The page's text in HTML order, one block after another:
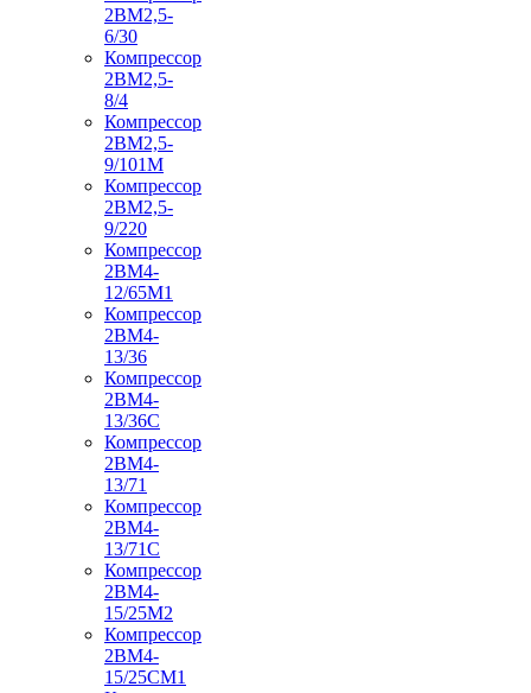
2ВМ2,5-
6/30
Компрессор
2ВМ2,5-
8/4
Компрессор
2ВМ2,5-
9/101М
Компрессор
2ВМ2,5-
9/220
Компрессор
2ВМ4-
12/65М1
Компрессор
2ВМ4-
13/36
Компрессор
2ВМ4-
13/36С
Компрессор
2ВМ4-
13/71
Компрессор
2ВМ4-
13/71С
Компрессор
2ВМ4-
15/25М2
Компрессор
2ВМ4-
15/25СМ1